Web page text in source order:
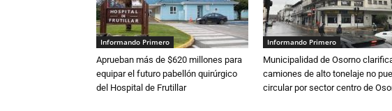
Informando Primero
Aprueban más de $620 millones para
equipar el futuro pabellón quirúrgico
del Hospital de Frutillar
Informando Primero
Municipalidad de Osorno
camiones de alto tonelaje no
circular por sector centro de